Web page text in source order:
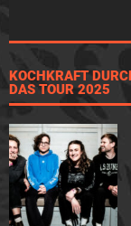
KOCHKRAFT
DAS TOUR 2025